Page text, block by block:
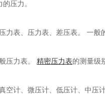
压力。
力表、压力表、差压表。 一
压力表。 精密压力表的测量级
空计、微压计、低压计、中